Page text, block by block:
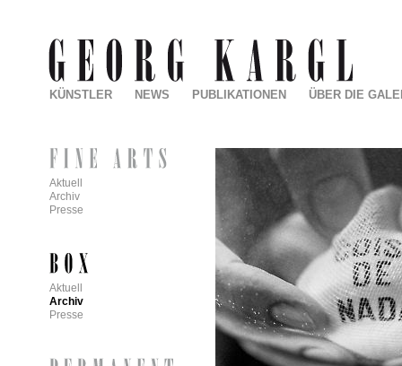
KÜNSTLER NEWS PUBLIKATIONEN ÜBER DIE
Aktuell
Archiv
Presse
Aktuell
Archiv
Presse